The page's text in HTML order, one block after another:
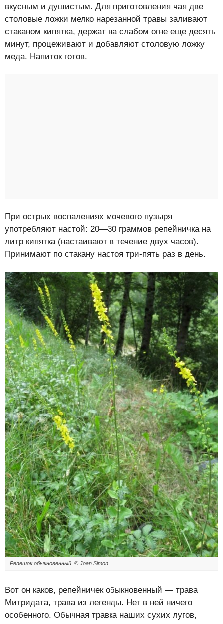
вкусным и душистым. Для приготовления чая две
столовые ложки мелко нарезанной травы заливают
стаканом кипятка, держат на слабом огне еще десять
минут, процеживают и добавляют столовую ложку
меда. Напиток готов.
При острых воспалениях мочевого пузыря
употребляют настой: 20—30 граммов репей­ничка на
литр кипятка (настаивают в течение двух часов).
Принимают по стакану настоя три-пять раз в день.
Репешок обыкновенный. © Joan Simon
Вот он каков, репейничек обыкновенный — трава
Митридата, трава из легенды. Нет в ней ничего
особенного. Обычная травка наших сухих лугов,